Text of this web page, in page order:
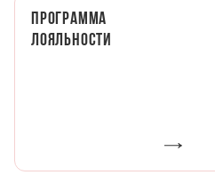
Программа
лояльности